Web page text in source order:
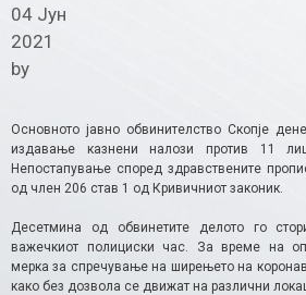
04 Јун
2021
by
Основното јавно обвинителство Скопје
издавање казнени налози против 11
Непостапување според здравствените
од член 206 став 1 од Кривичниот законик.
Десетмина од обвинетите делото го
важечкиот полициски час. За време на
мерка за спречување на ширењето на
како без дозвола се движат на различни